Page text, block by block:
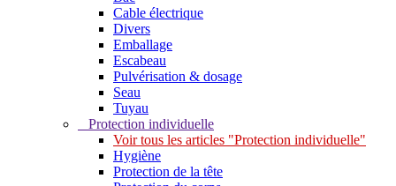
Cable électrique
Divers
Emballage
Escabeau
Pulvérisation & dosage
Seau
Tuyau
Protection individuelle
Voir tous les articles "Protection individuelle"
Hygiène
Protection de la tête